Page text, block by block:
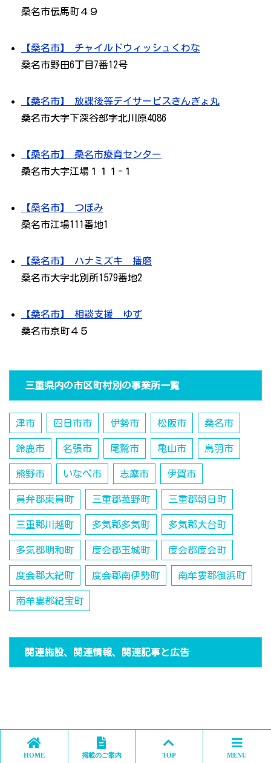
桑名市伝馬町４９
【桑名市】 チャイルドウィッシュくわな
桑名市野田6丁目7番12号
【桑名市】 放課後等デイサービスきんぎょ丸
桑名市大字下深谷部字北川原4086
【桑名市】 桑名市療育センター
桑名市大字江場１１１-１
【桑名市】 つぼみ
桑名市江場111番地1
【桑名市】 ハナミズキ 播磨
桑名市大字北別所1579番地2
【桑名市】 相談支援 ゆず
桑名市京町４５
三重県内の市区町村別の事業所一覧
津市 四日市市 伊勢市 松阪市 桑名市
鈴鹿市 名張市 尾鷲市 亀山市 鳥羽市
熊野市 いなべ市 志摩市 伊賀市
員弁郡東員町 三重郡菰野町 三重郡朝日町
三重郡川越町 多気郡多気町 多気郡大台町
多気郡明和町 度会郡玉城町 度会郡度会町
度会郡大紀町 度会郡南伊勢町 南牟婁郡御浜町
南牟婁郡紀宝町
関連施設、関連情報、関連記事と広告
HOME 掲載のご案内 TOP MENU